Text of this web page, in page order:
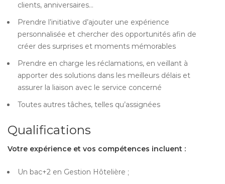
clients, anniversaires…
Prendre l’initiative d’ajouter une expérience
personnalisée et chercher des opportunités afin de
créer des surprises et moments mémorables
Prendre en charge les réclamations, en veillant à
apporter des solutions dans les meilleurs délais et
assurer la liaison avec le service concerné
Toutes autres tâches, telles qu’assignées
Qualifications
Votre expérience et vos compétences incluent :
Un bac+2 en Gestion Hôtelière ;